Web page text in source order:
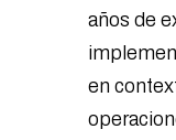
años de
en